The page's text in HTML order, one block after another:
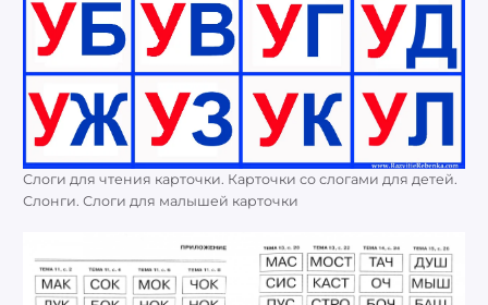
Слоги для чтения карточки. Карточки со слогами для детей.
Слонги. Слоги для малышей карточки